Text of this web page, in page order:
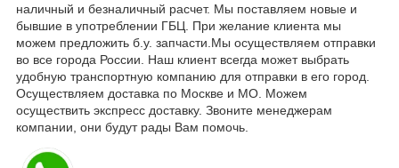
наличный и безналичный расчет. Мы поставляем новые и
бывшие в употреблении ГБЦ. При желание клиента мы
можем предложить б.у. запчасти.Мы осуществляем отправки
во все города России. Наш клиент всегда может выбрать
удобную транспортную компанию для отправки в его город.
Осуществляем доставка по Москве и МО. Можем
осуществить экспресс доставку. Звоните менеджерам
компании, они будут рады Вам помочь.